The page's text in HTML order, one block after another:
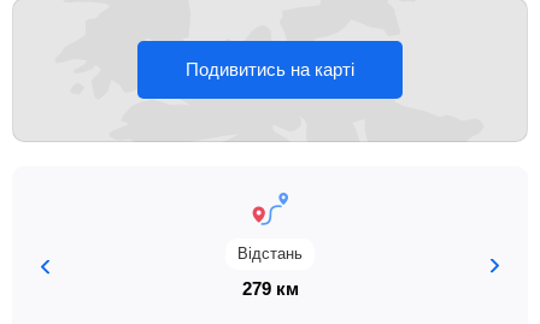
Подивитись на карті
Відстань
279 км